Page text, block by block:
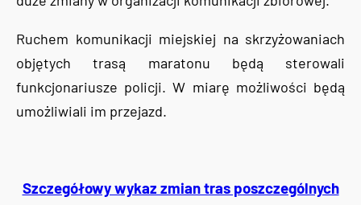
Ruchem komunikacji miejskiej na skrzyżowaniach
objętych trasą maratonu będą sterowali
funkcjonariusze policji. W miarę możliwości będą
umożliwiali im przejazd.
Szczegółowy wykaz zmian tras poszczególnych